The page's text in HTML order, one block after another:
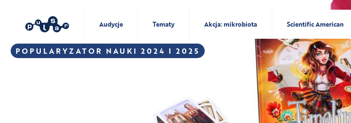
POPULARYZATOR NAUKI 2024 I 2025
Audycje Tematy Akcja: mikrobiota Scientific American